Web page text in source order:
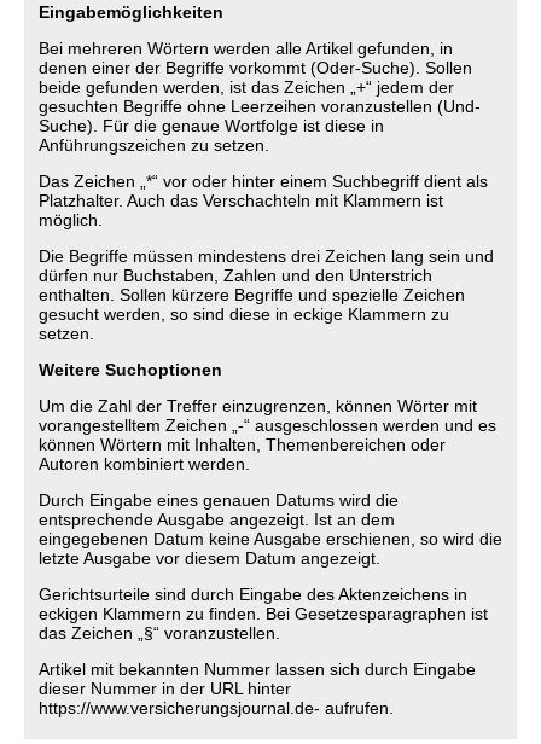
Eingabemöglichkeiten
Bei mehreren Wörtern werden alle Artikel gefunden, in
denen einer der Begriffe vorkommt (Oder-Suche). Sollen
beide gefunden werden, ist das Zeichen „+“ jedem der
gesuchten Begriffe ohne Leerzeihen voranzustellen (Und-
Suche). Für die genaue Wortfolge ist diese in
Anführungszeichen zu setzen.
Das Zeichen „*“ vor oder hinter einem Suchbegriff dient als
Platzhalter. Auch das Verschachteln mit Klammern ist
möglich.
Die Begriffe müssen mindestens drei Zeichen lang sein und
dürfen nur Buchstaben, Zahlen und den Unterstrich
enthalten. Sollen kürzere Begriffe und spezielle Zeichen
gesucht werden, so sind diese in eckige Klammern zu
setzen.
Weitere Suchoptionen
Um die Zahl der Treffer einzugrenzen, können Wörter mit
vorangestelltem Zeichen „-“ ausgeschlossen werden und es
können Wörtern mit Inhalten, Themenbereichen oder
Autoren kombiniert werden.
Durch Eingabe eines genauen Datums wird die
entsprechende Ausgabe angezeigt. Ist an dem
eingegebenen Datum keine Ausgabe erschienen, so wird die
letzte Ausgabe vor diesem Datum angezeigt.
Gerichtsurteile sind durch Eingabe des Aktenzeichens in
eckigen Klammern zu finden. Bei Gesetzesparagraphen ist
das Zeichen „§“ voranzustellen.
Artikel mit bekannten Nummer lassen sich durch Eingabe
dieser Nummer in der URL hinter
https://www.versicherungsjournal.de- aufrufen.